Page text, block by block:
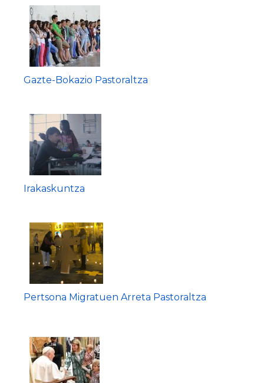
Gazte-Bokazio Pastoraltza
Irakaskuntza
Pertsona Migratuen Arreta Pastoraltza